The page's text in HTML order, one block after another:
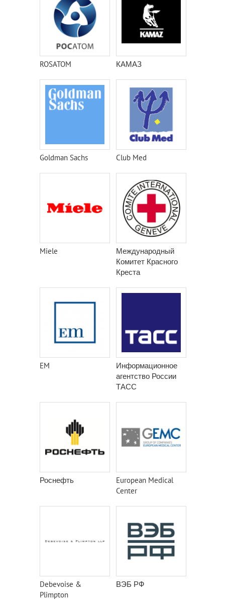
ROSATOM КАМАЗ
Goldman Sachs Club Med
Miele
Международный
Комитет Красного
Креста
EM
Информационное
агентство России
ТАСС
Роснефть
European Medical
Center
Debevoise &
Plimpton
ВЭБ РФ